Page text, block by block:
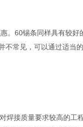
。60锡条同样具有较
不常见，可以通过适当
焊接质量要求较高的